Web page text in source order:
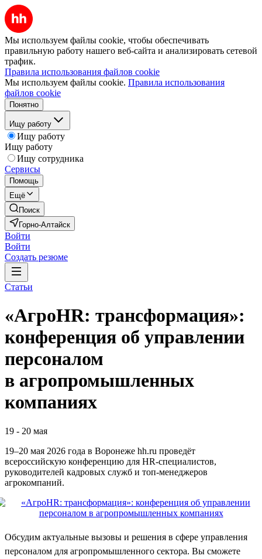
Мы используем файлы cookie, чтобы обеспечивать
правильную работу нашего веб-сайта и анализировать сетевой
трафик.
Правила использования файлов cookie
Мы используем файлы cookie. Правила использования
файлов cookie
Понятно
Ищу работу
Ищу работу
Ищу работу
Ищу сотрудника
Сервисы
Помощь
Ещё
Поиск
Горно-Алтайск
Войти
Войти
Создать резюме
Статьи
«АгроHR: трансформация»:
конференция об управлении
персоналом
в агропромышленных
компаниях
19 - 20 мая
19–20 мая 2026 года в Воронеже hh.ru проведёт
всероссийскую конференцию для HR‑специалистов,
руководителей кадровых служб и топ‑менеджеров
агрокомпаний.
Обсудим актуальные вызовы и решения в сфере управления
персоналом для агропромышленного сектора. Вы сможете